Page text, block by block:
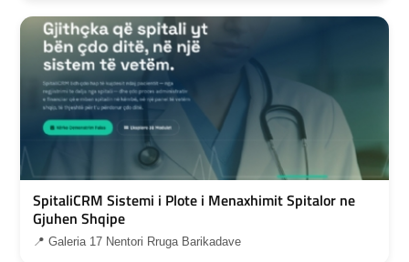
SpitaliCRM Sistemi i Plote i Menaxhimit Spitalor ne
Gjuhen Shqipe
📍 Galeria 17 Nentori Rruga Barikadave